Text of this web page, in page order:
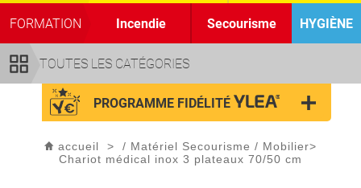
TOUTES LES CATÉGORIES
FORMATION Incendie Secourisme HYGIÈNE
PROGRAMME FIDÉLITÉ
accueil > / Matériel Secourisme / Mobilier>
Chariot médical inox 3 plateaux 70/50 cm